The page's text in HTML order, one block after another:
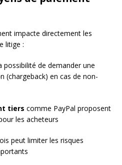
impacte directement les
litige :
possibilité de demander une
(chargeback) en cas de non-
tiers comme PayPal proposent
les acheteurs
peut limiter les risques